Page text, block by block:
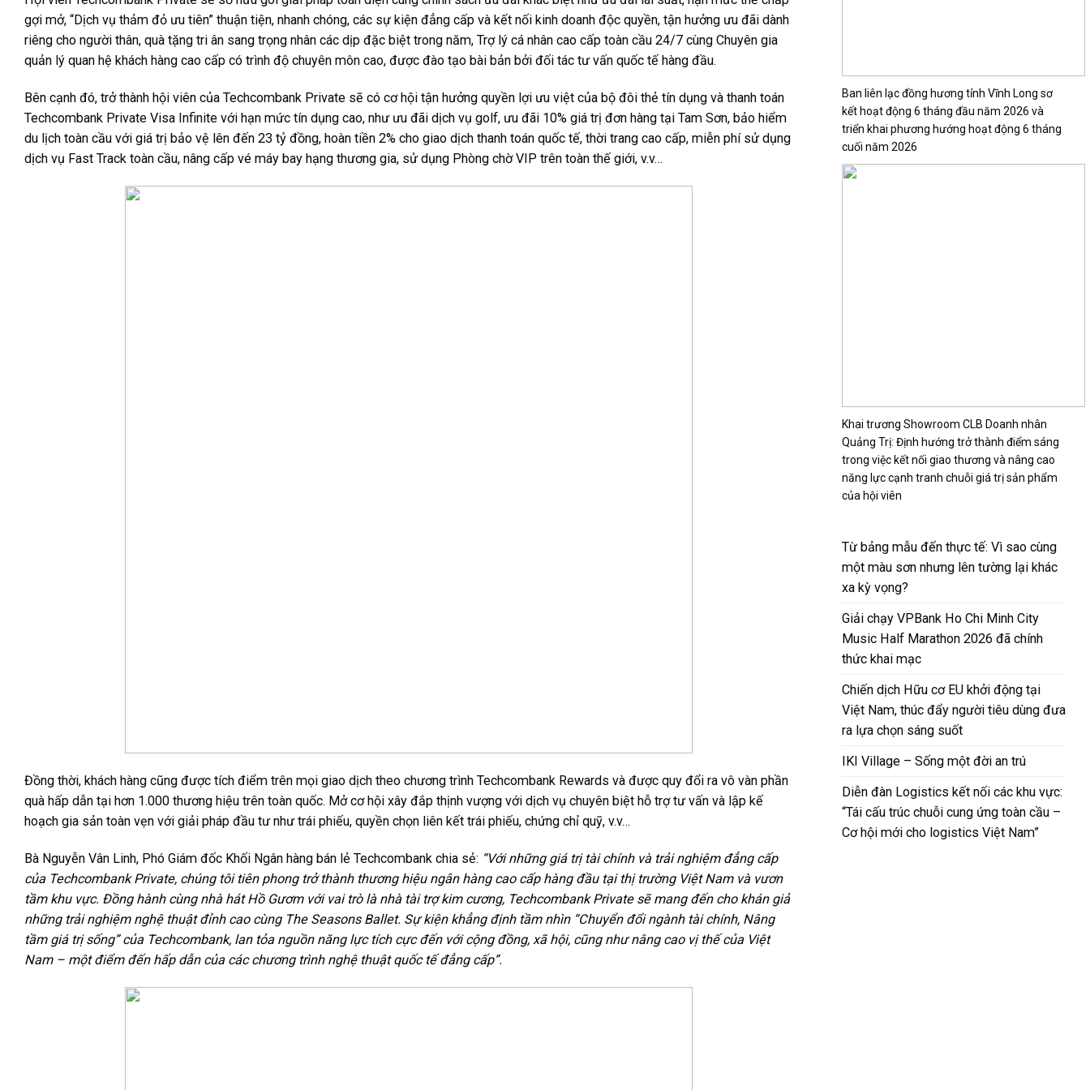
gợi mở, “Dịch vụ thảm đỏ ưu tiên” thuận tiện, nhanh chóng, các sự kiện đẳng cấp và kết nối kinh doanh độc quyền, tận hưởng ưu đãi dành
riêng cho người thân, quà tặng tri ân sang trọng nhân các dịp đặc biệt trong năm, Trợ lý cá nhân cao cấp toàn cầu 24/7 cùng Chuyên gia
quản lý quan hệ khách hàng cao cấp có trình độ chuyên môn cao, được đào tạo bài bản bởi đối tác tư vấn quốc tế hàng đầu.
Bên cạnh đó, trở thành hội viên của Techcombank Private sẽ có cơ hội tận hưởng quyền lợi ưu việt của bộ đôi thẻ tín dụng và thanh toán
Techcombank Private Visa Infinite với hạn mức tín dụng cao, như ưu đãi dịch vụ golf, ưu đãi 10% giá trị đơn hàng tại Tam Sơn, bảo hiểm
du lịch toàn cầu với giá trị bảo vệ lên đến 23 tỷ đồng, hoàn tiền 2% cho giao dịch thanh toán quốc tế, thời trang cao cấp, miễn phí sử dụng
dịch vụ Fast Track toàn cầu, nâng cấp vé máy bay hạng thương gia, sử dụng Phòng chờ VIP trên toàn thế giới, v.v…
Đồng thời, khách hàng cũng được tích điểm trên mọi giao dịch theo chương trình Techcombank Rewards và được quy đổi ra vô vàn phần
quà hấp dẫn tại hơn 1.000 thương hiệu trên toàn quốc. Mở cơ hội xây đắp thịnh vượng với dịch vụ chuyên biệt hỗ trợ tư vấn và lập kế
hoạch gia sản toàn vẹn với giải pháp đầu tư như trái phiếu, quyền chọn liên kết trái phiếu, chứng chỉ quỹ, v.v…
Bà Nguyễn Vân Linh, Phó Giám đốc Khối Ngân hàng bán lẻ Techcombank chia sẻ: “Với những giá trị tài chính và trải nghiệm đẳng cấp
của Techcombank Private, chúng tôi tiên phong trở thành thương hiệu ngân hàng cao cấp hàng đầu tại thị trường Việt Nam và vươn
tầm khu vực. Đồng hành cùng nhà hát Hồ Gươm với vai trò là nhà tài trợ kim cương, Techcombank Private sẽ mang đến cho khán giả
những trải nghiệm nghệ thuật đỉnh cao cùng The Seasons Ballet. Sự kiện khẳng định tầm nhìn “Chuyển đổi ngành tài chính, Nâng
tầm giá trị sống” của Techcombank, lan tỏa nguồn năng lực tích cực đến với cộng đồng, xã hội, cũng như nâng cao vị thế của Việt
Nam – một điểm đến hấp dẫn của các chương trình nghệ thuật quốc tế đẳng cấp”.
Ban liên lạc đồng hương tỉnh Vĩnh Long sơ
kết hoạt động 6 tháng đầu năm 2026 và
triển khai phương hướng hoạt động 6 tháng
cuối năm 2026
Khai trương Showroom CLB Doanh nhân
Quảng Trị: Định hướng trở thành điểm sáng
trong việc kết nối giao thương và nâng cao
năng lực cạnh tranh chuỗi giá trị sản phẩm
của hội viên
Từ bảng mẫu đến thực tế: Vì sao cùng
một màu sơn nhưng lên tường lại khác
xa kỳ vọng?
Giải chạy VPBank Ho Chi Minh City
Music Half Marathon 2026 đã chính
thức khai mạc
Chiến dịch Hữu cơ EU khởi động tại
Việt Nam, thúc đẩy người tiêu dùng đưa
ra lựa chọn sáng suốt
IKI Village – Sống một đời an trú
Diễn đàn Logistics kết nối các khu vực:
“Tái cấu trúc chuỗi cung ứng toàn cầu –
Cơ hội mới cho logistics Việt Nam”